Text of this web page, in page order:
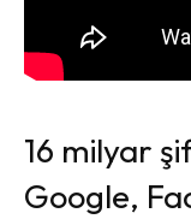
16 milyar
Google,